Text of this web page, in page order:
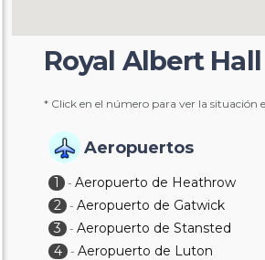
Royal Albert
* Click en el número para ver la situación
Aeropuertos
1 -Aeropuerto de Heathrow
2 -Aeropuerto de Gatwick
3
-Aeropuerto de Stansted
4 -Aeropuerto de Luton